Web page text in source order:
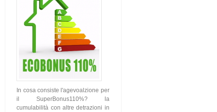
In cosa consiste l'agevoalzione per
il SuperBonus110%? la
cumulabilità con altre detrazioni in